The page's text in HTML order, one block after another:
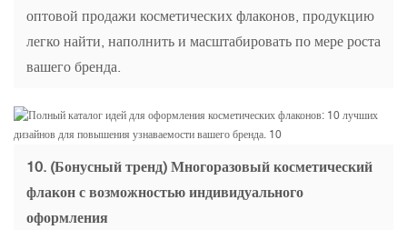
оптовой продажи косметических флаконов, продукцию
легко найти, наполнить и масштабировать по мере роста
вашего бренда.
10. (Бонусный тренд) Многоразовый косметический
флакон с возможностью индивидуального
оформления